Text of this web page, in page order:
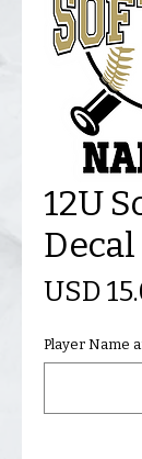
12U
Decal
USD
Player Name